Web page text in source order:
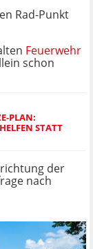
Rad-Punkt
Feuerwehr
schon
PLAN:
STATT
der
nach